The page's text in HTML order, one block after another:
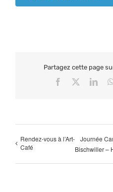
Partagez cette page
Facebook
Rendez-vous à l’Art-
Café
Journée
Bischwiller –